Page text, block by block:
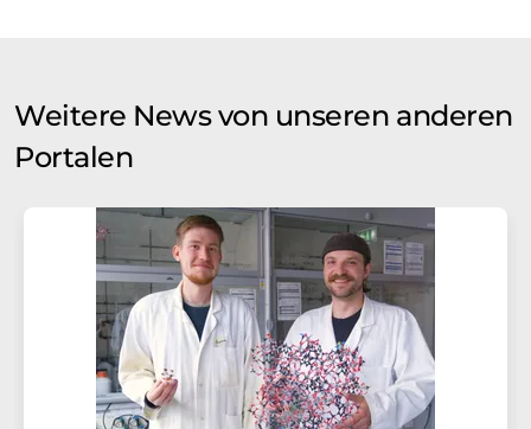
Weitere News von unseren anderen
Portalen